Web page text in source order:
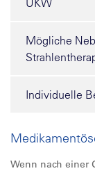
UKW
Mögliche
Individuelle
Wenn nach einer